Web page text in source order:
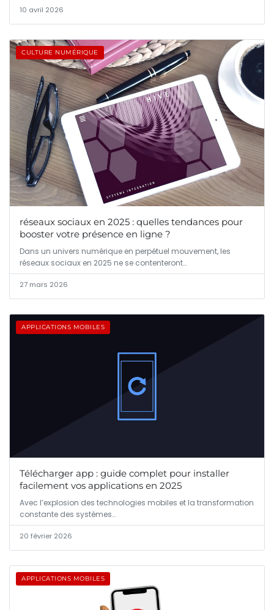
10 avril 2026
CULTURE NUMÉRIQUE
réseaux sociaux en 2025 : quelles tendances pour
booster votre présence en ligne ?
Dans un univers numérique en perpétuel mouvement, les
réseaux sociaux en 2025 ne se contenteront…
27 mars 2026
APPLICATIONS MOBILES
Télécharger app : guide complet pour installer
facilement vos applications en 2025
Avec l’explosion des technologies mobiles et la transformation
constante des systèmes…
20 février 2026
APPLICATIONS MOBILES